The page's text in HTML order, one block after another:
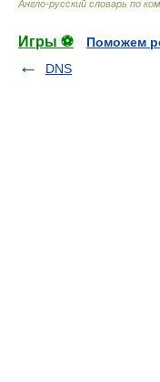
Англо-русский словарь по
Игры ⚽
Поможем
DNS